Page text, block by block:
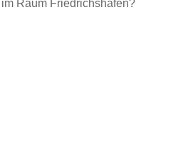
Raum Friedrichshafen?